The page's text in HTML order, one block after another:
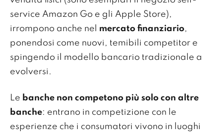
service Amazon Go e gli Apple Store),
irrompono anche nel mercato finanziario,
ponendosi come nuovi, temibili competitor e
spingendo il modello bancario tradizionale a
evolversi.
Le banche non competono più solo con altre
banche: entrano in competizione con le
esperienze che i consumatori vivono in luoghi